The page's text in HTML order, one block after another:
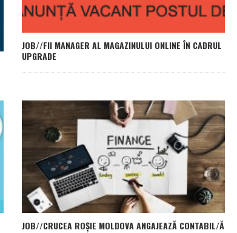
JOB//FII MANAGER AL MAGAZINULUI ONLINE ÎN CADRUL
UPGRADE
JOB//CRUCEA ROȘIE MOLDOVA ANGAJEAZĂ CONTABIL/Ă